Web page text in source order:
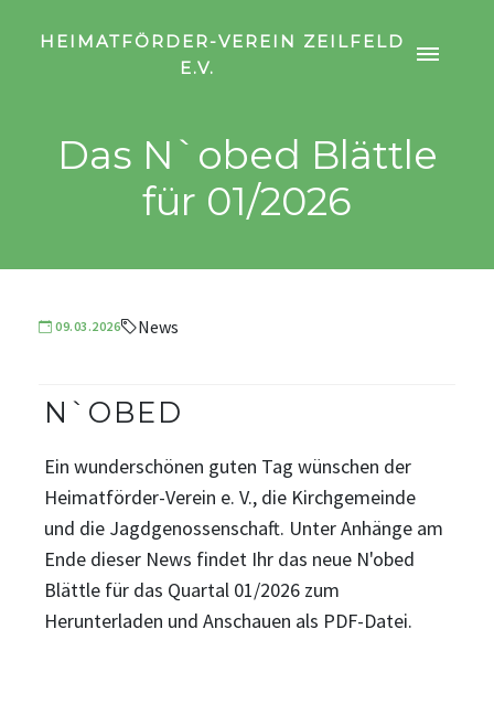
HEIMATFÖRDER-VEREIN ZEILFELD
E.V.
Das N`obed Blättle
für 01/2026
09.03.2026 News
N`OBED
Ein wunderschönen guten Tag wünschen der
Heimatförder-Verein e. V., die Kirchgemeinde
und die Jagdgenossenschaft. Unter Anhänge am
Ende dieser News findet Ihr das neue N'obed
Blättle für das Quartal 01/2026 zum
Herunterladen und Anschauen als PDF-Datei.